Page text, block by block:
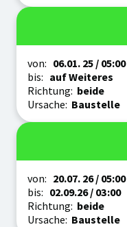
Zeitraum
von: 06.01. 25/ 05:00
bis: auf Weiteres
Richtung: beide
Ursache: Baustelle
Zeitraum
von: 20.07. 26/ 05:00
bis: 02.09.26/ 03:00
Richtung: beide
Ursache: Baustelle